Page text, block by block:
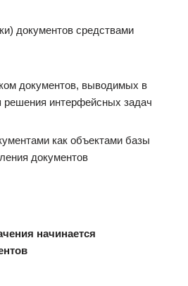
документов средствами
документов, выводимых в
решения интерфейсных задач
как объектами базы
документов
начинается